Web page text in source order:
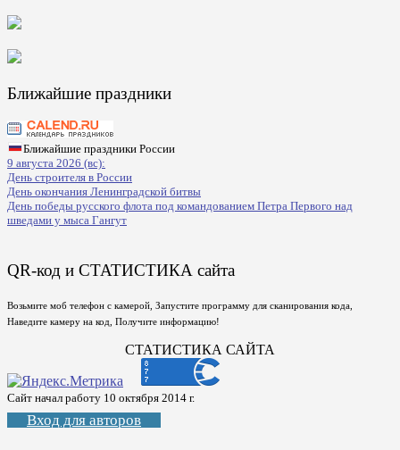
Ближайшие праздники
Ближайшие праздники России
9 августа 2026 (вс):
День строителя в России
День окончания Ленинградской битвы
День победы русского флота под командованием Петра Первого над
шведами у мыса Гангут
QR-код и СТАТИСТИКА сайта
Возьмите моб телефон с камерой, Запустите программу для сканирования кода,
Наведите камеру на код, Получите информацию!
СТАТИСТИКА САЙТА
Сайт начал работу 10 октября 2014 г.
Вход для авторов